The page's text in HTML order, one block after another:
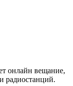
онлайн вещание,
радиостанций.